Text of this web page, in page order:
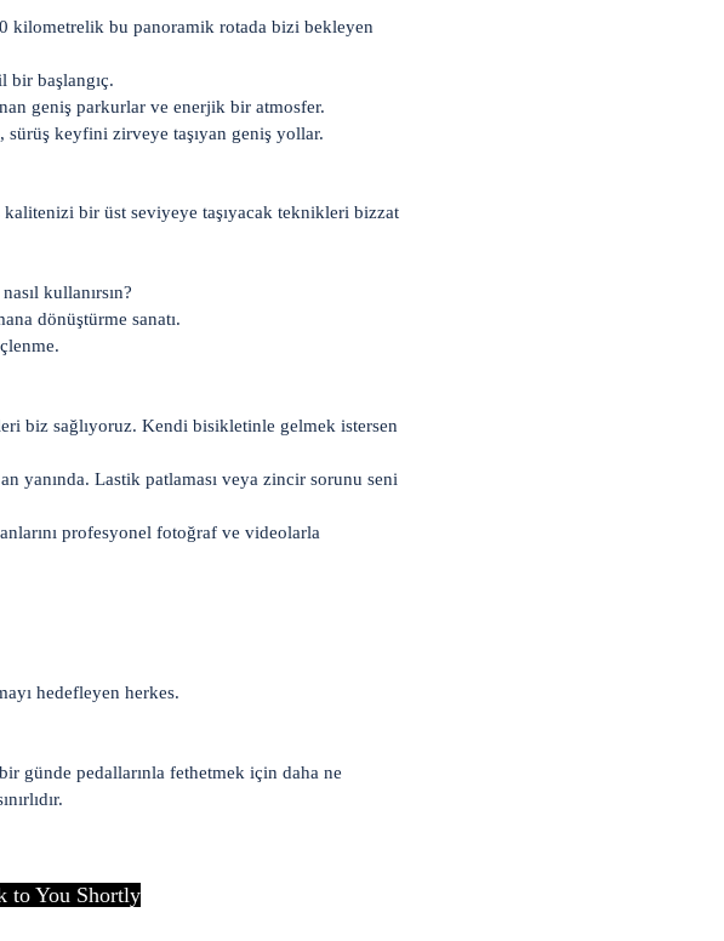
kilometrelik bu panoramik rotada bizi bekleyen
bir başlangıç.
geniş parkurlar ve enerjik bir atmosfer.
sürüş keyfini zirveye taşıyan geniş yollar.
bir üst seviyeye taşıyacak teknikleri bizzat
kullanırsın?
dönüştürme sanatı.
biz sağlıyoruz. Kendi bisikletinle gelmek istersen
yanında. Lastik patlaması veya zincir sorunu seni
profesyonel fotoğraf ve videolarla
hedefleyen herkes.
günde pedallarınla fethetmek için daha ne
to You Shortly